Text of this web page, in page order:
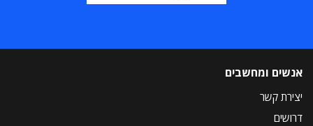
אנשים ומחשבים
יצירת קשר
דרושים